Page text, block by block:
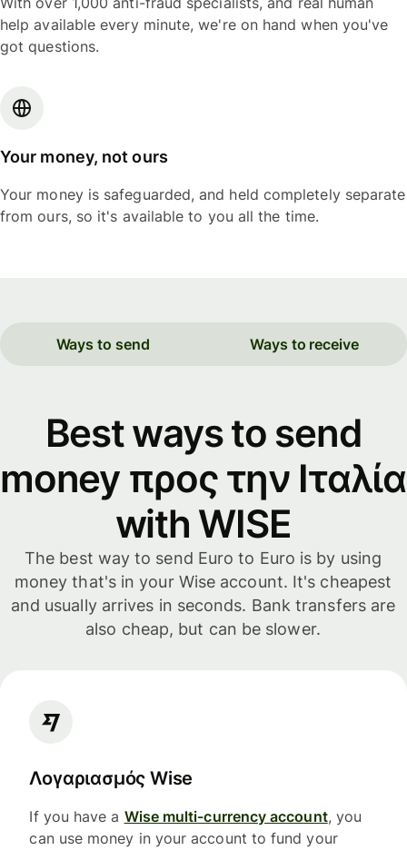
help available every minute, we're on hand when you've
got questions.
Your money, not ours
Your money is safeguarded, and held completely separate
from ours, so it's available to you all the time.
Ways to send Ways to receive
Best ways to send
money προς την Ιταλία
with WISE
The best way to send Euro to Euro is by using
money that's in your Wise account. It's cheapest
and usually arrives in seconds. Bank transfers are
also cheap, but can be slower.
Λογαριασμός Wise
If you have a Wise multi-currency account, you
can use money in your account to fund your